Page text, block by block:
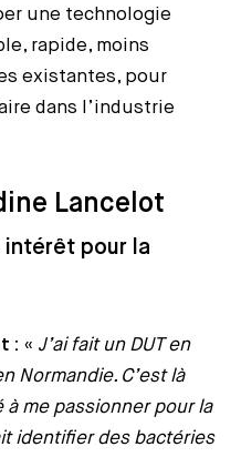
une technologie
rapide, moins
existantes, pour
dans l’industrie
Lancelot
pour la
: « J’ai fait un DUT en
Normandie. C’est là
à me passionner pour la
identifier des bactéries